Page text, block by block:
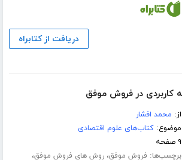
دریافت از کتابراه
از: محمد افشار
موضوع:کتاب‌های علوم اقتصادی
۹ صفحه
برچسب‌ها: فروش موفق،روش های فروش موفق،